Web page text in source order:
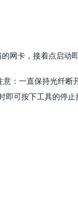
网卡，接着点启动
：一直保持光纤
即可按下工具的停